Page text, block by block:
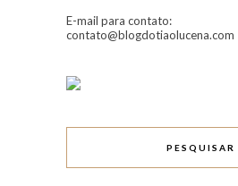
E-mail para contato:
contato@blogdotiaolucena.com
PESQUISAR